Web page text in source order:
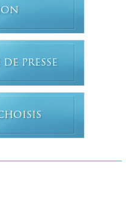
PRESSE